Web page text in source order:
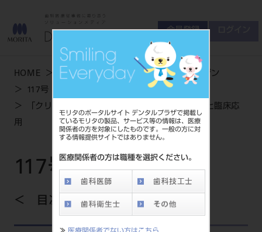
モリタのポータルサイト デンタルプラザで掲載し
ているモリタの製品、サービス等の情報は、医療
関係者の方を対象にしたものです。一般の方に対
する情報提供サイトではありません。
医療関係者の方は職種を選択ください。
会員登録
HOME 学術・お役立ち情報
デンタルマガジン
117号 SPRING
「クリアフィルマジェスティ」の理工学的特性と臨床応
用
117号 SPRING
目次を見る
お問い合わせ
商品について
セミナーについて
友の会について
ご開業について
会員登録 ログイン
製品情報トップ
サポート情報